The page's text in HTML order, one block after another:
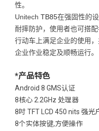
性。
Unitech TB85在强固性的
耐摔防护，使用者也可搭
行动车上满足企业的使用
企业作业稳定及顺畅运行。
*产品特色
Android 8 GMS认证
8核心 2.2GHz 处理器
8吋 TFT LCD 450 nits 强光
8个实体按键,方便操作